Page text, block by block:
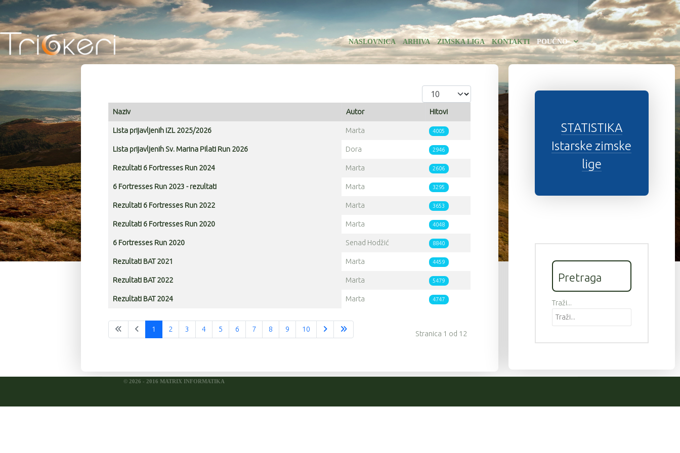
NASLOVNICA ARHIVA ZIMSKA LIGA KONTAKTI POUČNO
Prikaz #
Articles
Naziv Autor Hitovi
Lista prijavljenih IZL 2025/2026 Marta 4005
Lista prijavljenih Sv. Marina Pilati Run 2026 Dora 2946
Rezultati 6 Fortresses Run 2024 Marta 2606
6 Fortresses Run 2023 - rezultati Marta 3295
Rezultati 6 Fortresses Run 2022 Marta 3653
Rezultati 6 Fortresses Run 2020 Marta 4048
6 Fortresses Run 2020 Senad Hodžić 8840
Rezultati BAT 2021 Marta 4459
Rezultati BAT 2022 Marta 5479
Rezultati BAT 2024 Marta 4747
Stranica 1 od 12
1 2 3 4 5 6 7 8 9 10
STATISTIKA
Istarske zimske
lige
Pretraga
Traži...
© 2026 - 2016 MATRIX INFORMATIKA